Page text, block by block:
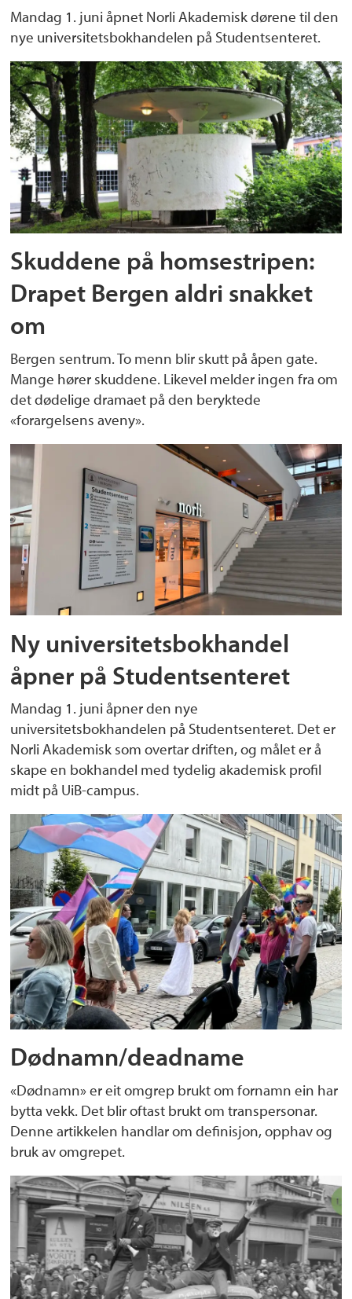
Mandag 1. juni åpnet Norli Akademisk dørene til den
nye universitetsbokhandelen på Studentsenteret.
Skuddene på homsestripen:
Drapet Bergen aldri snakket
om
Bergen sentrum. To menn blir skutt på åpen gate.
Mange hører skuddene. Likevel melder ingen fra om
det dødelige dramaet på den beryktede
«forargelsens aveny».
Ny universitetsbokhandel
åpner på Studentsenteret
Mandag 1. juni åpner den nye
universitetsbokhandelen på Studentsenteret. Det er
Norli Akademisk som overtar driften, og målet er å
skape en bokhandel med tydelig akademisk profil
midt på UiB-campus.
Dødnamn/deadname
«Dødnamn» er eit omgrep brukt om fornamn ein har
bytta vekk. Det blir oftast brukt om transpersonar.
Denne artikkelen handlar om definisjon, opphav og
bruk av omgrepet.